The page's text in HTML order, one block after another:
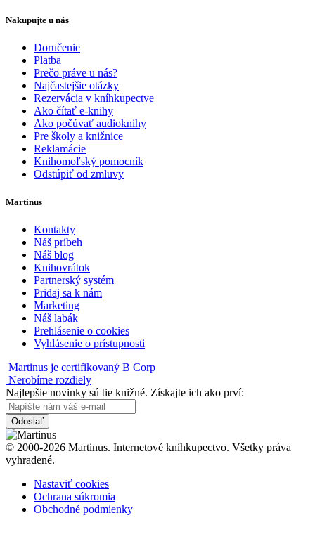
Nakupujte u nás
Doručenie
Platba
Prečo práve u nás?
Najčastejšie otázky
Rezervácia v kníhkupectve
Ako čítať e-knihy
Ako počúvať audioknihy
Pre školy a knižnice
Reklamácie
Knihomoľský pomocník
Odstúpiť od zmluvy
Martinus
Kontakty
Náš príbeh
Náš blog
Knihovrátok
Partnerský systém
Pridaj sa k nám
Marketing
Náš labák
Prehlásenie o cookies
Vyhlásenie o prístupnosti
Martinus je certifikovaný B Corp
Nerobíme rozdiely
Najlepšie novinky sú tie knižné. Získajte ich ako prví:
Odoslať
© 2000-2026 Martinus. Internetové kníhkupectvo. Všetky práva
vyhradené.
Nastaviť cookies
Ochrana súkromia
Obchodné podmienky